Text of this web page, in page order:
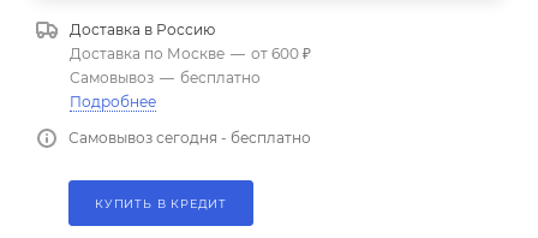
Доставка в Россию
Доставка по Москве — от 600 ₽
Самовывоз — бесплатно
Подробнее
Самовывоз сегодня - бесплатно
КУПИТЬ В КРЕДИТ